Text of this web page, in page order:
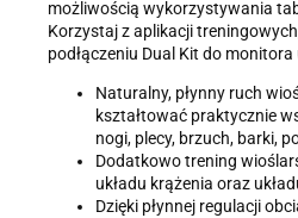
możliwością wykorzystywania
Korzystaj z aplikacji
podłączeniu Dual Kit do
Naturalny, płynny ruch
kształtować praktycznie
nogi, plecy, brzuch, barki,
Dodatkowo trening
układu krążenia oraz
Dzięki płynnej regulacji